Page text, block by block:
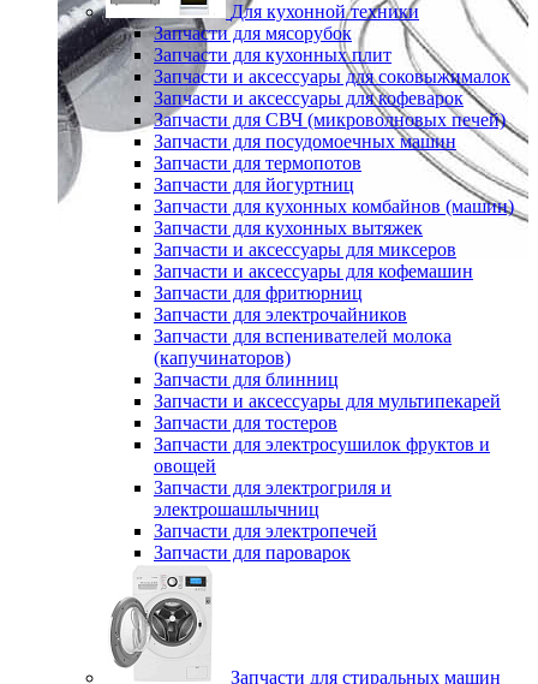
Для кухонной техники
Запчасти для мясорубок
Запчасти для кухонных плит
Запчасти и аксессуары для соковыжималок
Запчасти и аксессуары для кофеварок
Запчасти для СВЧ (микроволновых печей)
Запчасти для посудомоечных машин
Запчасти для термопотов
Запчасти для йогуртниц
Запчасти для кухонных комбайнов (машин)
Запчасти для кухонных вытяжек
Запчасти и аксессуары для миксеров
Запчасти и аксессуары для кофемашин
Запчасти для фритюрниц
Запчасти для электрочайников
Запчасти для вспенивателей молока
(капучинаторов)
Запчасти для блинниц
Запчасти и аксессуары для мультипекарей
Запчасти для тостеров
Запчасти для электросушилок фруктов и
овощей
Запчасти для электрогриля и
электрошашлычниц
Запчасти для электропечей
Запчасти для пароварок
Запчасти для стиральных машин